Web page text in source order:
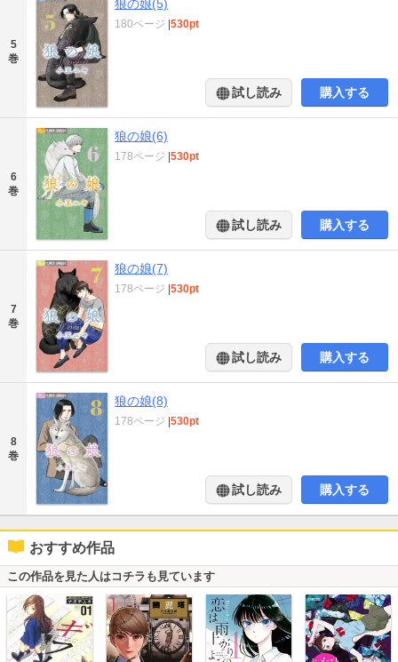
5
巻
狼の娘(5)
180ページ |530pt
試し読み 購入する
6
巻
狼の娘(6)
178ページ |530pt
試し読み 購入する
7
巻
狼の娘(7)
178ページ |530pt
試し読み 購入する
8
巻
狼の娘(8)
178ページ |530pt
試し読み 購入する
おすすめ作品
この作品を見た人はコチラも見ています